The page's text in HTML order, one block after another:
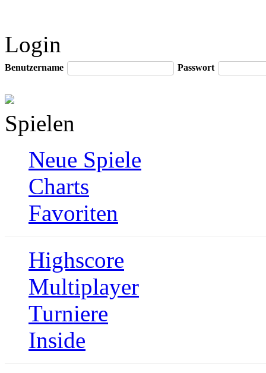
Login
Benutzername Passwort
Spielen
Neue Spiele
Charts
Favoriten
Highscore
Multiplayer
Turniere
Inside